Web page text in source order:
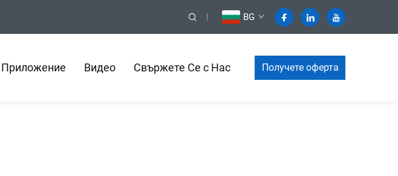
BG
Приложение Видео Свържете Се с Нас Получете оферта